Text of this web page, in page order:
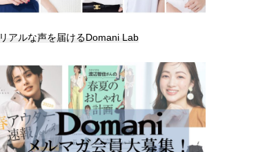
リアルな声を届けるDomani Lab